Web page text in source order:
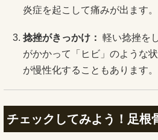
炎症を起こして痛みが出ます。
捻挫がきっかけ： 軽い捻挫を
がかかって「ヒビ」のような
が慢性化することもあります。
チェックしてみよう！足根